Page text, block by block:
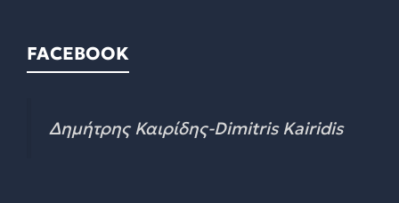
FACEBOOK
Δημήτρης Καιρίδης-Dimitris Kairidis